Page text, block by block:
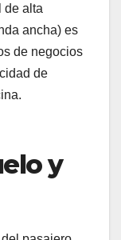
de alta
ancha) es
de negocios
de
y